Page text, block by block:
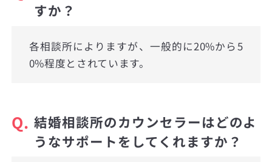
すか？
各相談所によりますが、一般的に20%から5
0%程度とされています。
Q. 結婚相談所のカウンセラーはどのよ
うなサポートをしてくれますか？